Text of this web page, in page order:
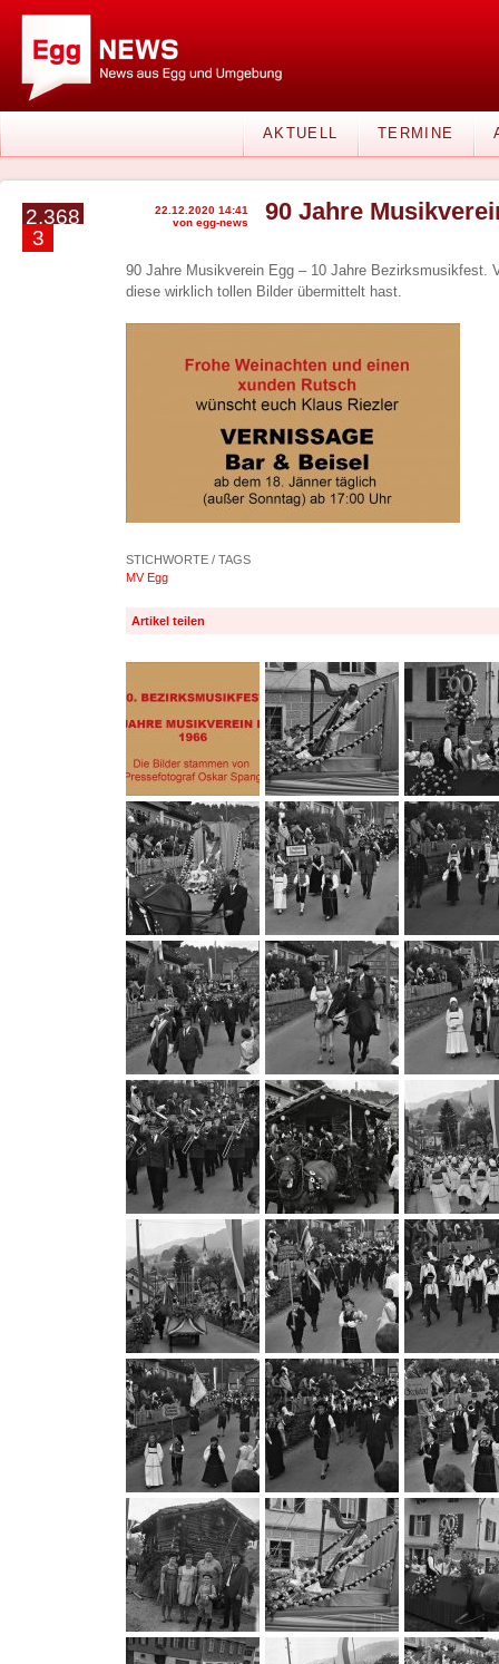
AKTUELL TERMINE
2.368
3
22.12.2020 14:41
von egg-news
90 Jahre
90 Jahre Musikverein Egg – 10 Jahre Bezirksmusikfest.
diese wirklich tollen Bilder übermittelt hast.
STICHWORTE / TAGS
MV Egg
Artikel teilen